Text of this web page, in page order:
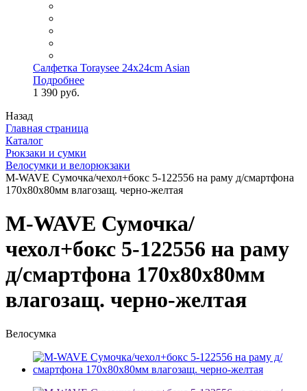
Салфетка Toraysee 24x24cm Asian
Подробнее
1 390 руб.
Назад
Главная страница
Каталог
Рюкзаки и сумки
Велосумки и велорюкзаки
M-WAVE Сумочка/чехол+бокс 5-122556 на раму д/смартфона
170х80х80мм влагозащ. черно-желтая
M-WAVE Сумочка/
чехол+бокс 5-122556 на раму
д/смартфона 170х80х80мм
влагозащ. черно-желтая
Велосумка